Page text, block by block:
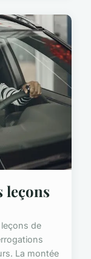
leçons
de
La montée